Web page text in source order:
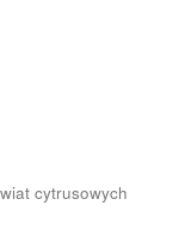
cytrusowych